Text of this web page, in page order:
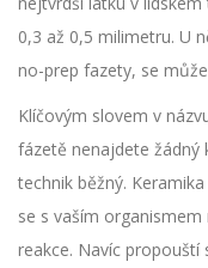
0,3 až 0,5 milimetru. U
no-prep fazety, se
Klíčovým slovem v
fázetě nenajdete žádný
technik běžný.
se s vaším
reakce. Navíc